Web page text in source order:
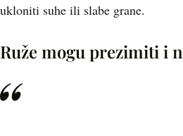
ukloniti suhe ili slabe grane.
Ruže mogu prezimiti i